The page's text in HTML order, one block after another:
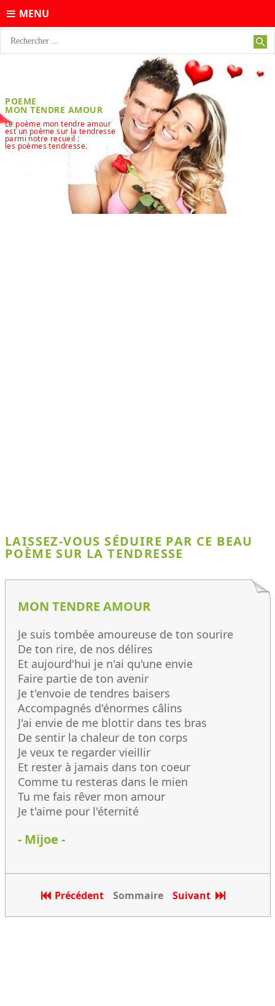
MENU
POEME
MON TENDRE AMOUR
Le poème mon tendre amour
est un poème sur la tendresse
parmi notre recueil :
les poèmes tendresse.
LAISSEZ-VOUS SÉDUIRE PAR CE BEAU
POÈME SUR LA TENDRESSE
MON TENDRE AMOUR
Je suis tombée amoureuse de ton sourire
De ton rire, de nos délires
Et aujourd'hui je n'ai qu'une envie
Faire partie de ton avenir
Je t'envoie de tendres baisers
Accompagnés d'énormes câlins
J'ai envie de me blottir dans tes bras
De sentir la chaleur de ton corps
Je veux te regarder vieillir
Et rester à jamais dans ton coeur
Comme tu resteras dans le mien
Tu me fais rêver mon amour
Je t'aime pour l'éternité
- Mijoe -
Précédent Sommaire Suivant